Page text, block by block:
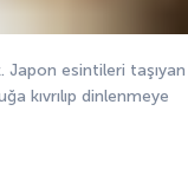
Japon esintileri taşıyan
kıvrılıp dinlenmeye